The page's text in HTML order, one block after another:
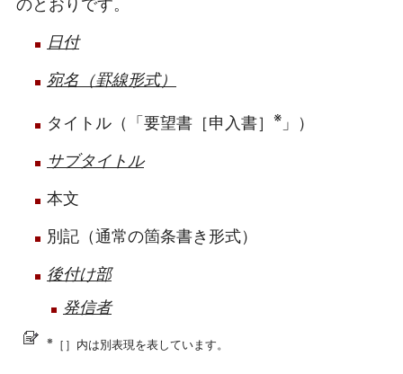
のとおりです。
日付
宛名（罫線形式）
タイトル（「要望書［申入書］ ※ 」）
サブタイトル
本文
別記（通常の箇条書き形式）
後付け部
発信者
※ ［］内は別表現を表しています。